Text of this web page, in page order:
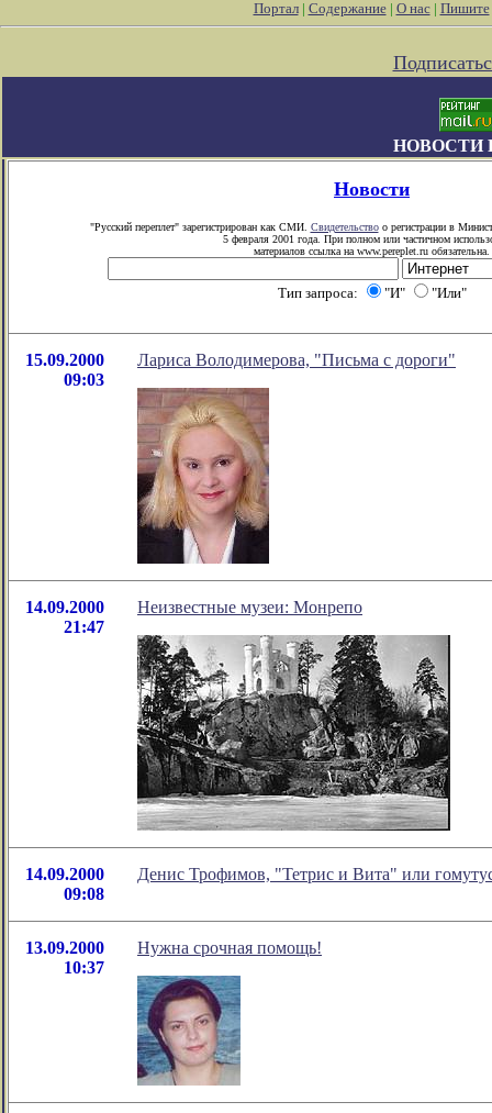
Портал| Содержание| О нас| Пишите
НОВОСТИ
Новости
"Русский переплет" зарегистрирован как СМИ. Свидетельствоо регистрации в
5 февраля 2001 года. При полном или частичном
материалов ссылка на www.pereplet.ru обязательна.
Тип запроса: "И" "Или"
15.09.2000
09:03
Лариса Володимерова, "Письма с дороги"
14.09.2000
21:47
Неизвестные музеи: Монрепо
14.09.2000
09:08
Денис Трофимов, "Тетрис и Вита" или
13.09.2000
10:37
Нужна срочная помощь!